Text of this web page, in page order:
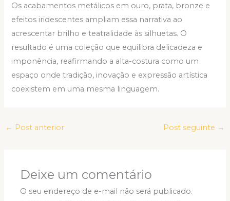
Os acabamentos metálicos em ouro, prata, bronze e
efeitos iridescentes ampliam essa narrativa ao
acrescentar brilho e teatralidade às silhuetas. O
resultado é uma coleção que equilibra delicadeza e
imponência, reafirmando a alta-costura como um
espaço onde tradição, inovação e expressão artística
coexistem em uma mesma linguagem.
← Post anterior Post seguinte →
Deixe um comentário
O seu endereço de e-mail não será publicado.